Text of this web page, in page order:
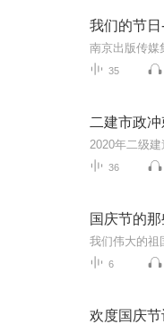
我们的节
35
二建市政
36
国庆节的
6
欢度国庆